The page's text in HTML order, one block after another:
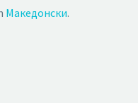
Македонски.